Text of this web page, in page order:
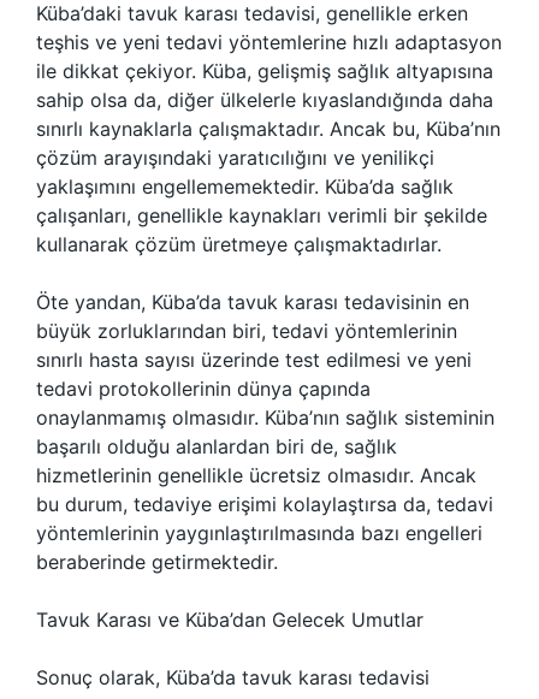
Küba’daki tavuk karası tedavisi, genellikle erken
teşhis ve yeni tedavi yöntemlerine hızlı adaptasyon
ile dikkat çekiyor. Küba, gelişmiş sağlık altyapısına
sahip olsa da, diğer ülkelerle kıyaslandığında daha
sınırlı kaynaklarla çalışmaktadır. Ancak bu, Küba’nın
çözüm arayışındaki yaratıcılığını ve yenilikçi
yaklaşımını engellememektedir. Küba’da sağlık
çalışanları, genellikle kaynakları verimli bir şekilde
kullanarak çözüm üretmeye çalışmaktadırlar.
Öte yandan, Küba’da tavuk karası tedavisinin en
büyük zorluklarından biri, tedavi yöntemlerinin
sınırlı hasta sayısı üzerinde test edilmesi ve yeni
tedavi protokollerinin dünya çapında
onaylanmamış olmasıdır. Küba’nın sağlık sisteminin
başarılı olduğu alanlardan biri de, sağlık
hizmetlerinin genellikle ücretsiz olmasıdır. Ancak
bu durum, tedaviye erişimi kolaylaştırsa da, tedavi
yöntemlerinin yaygınlaştırılmasında bazı engelleri
beraberinde getirmektedir.
Tavuk Karası ve Küba’dan Gelecek Umutlar
Sonuç olarak, Küba’da tavuk karası tedavisi